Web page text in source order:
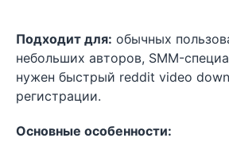
Подходит для: обычных
небольших авторов, SMM-
нужен быстрый reddit video
регистрации.
Основные особенности: